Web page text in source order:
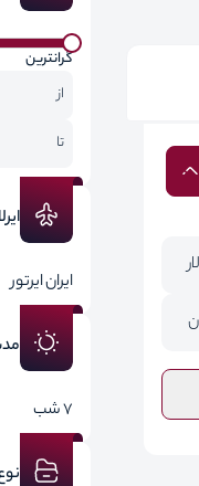
گرانترین
از
تا
ایران ایرتور
7 شب